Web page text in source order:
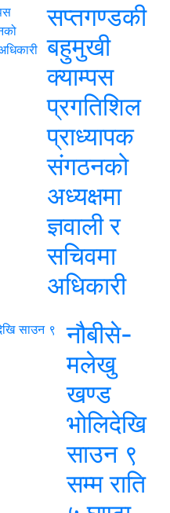
सप्तगण्डकी
बहुमुखी
क्याम्पस
प्रगतिशिल
प्राध्यापक
संगठनको
अध्यक्षमा
ज्ञवाली र
सचिवमा
अधिकारी
नौबीसे-
मलेखु
खण्ड
भोलिदेखि
साउन ९
सम्म राति